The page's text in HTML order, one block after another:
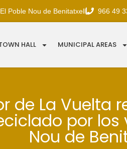
Poble Nou de Benitatxell 966 49
HALL MUNICIPAL AREAS
de La Vuelta
por los
Nou de